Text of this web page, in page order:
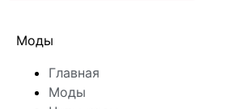
Моды
Главная
Моды